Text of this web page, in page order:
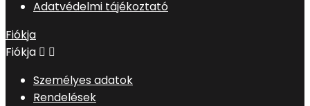
Adatvédelmi tájékoztató
Fiókja
Fiókja  
Személyes adatok
Rendelések